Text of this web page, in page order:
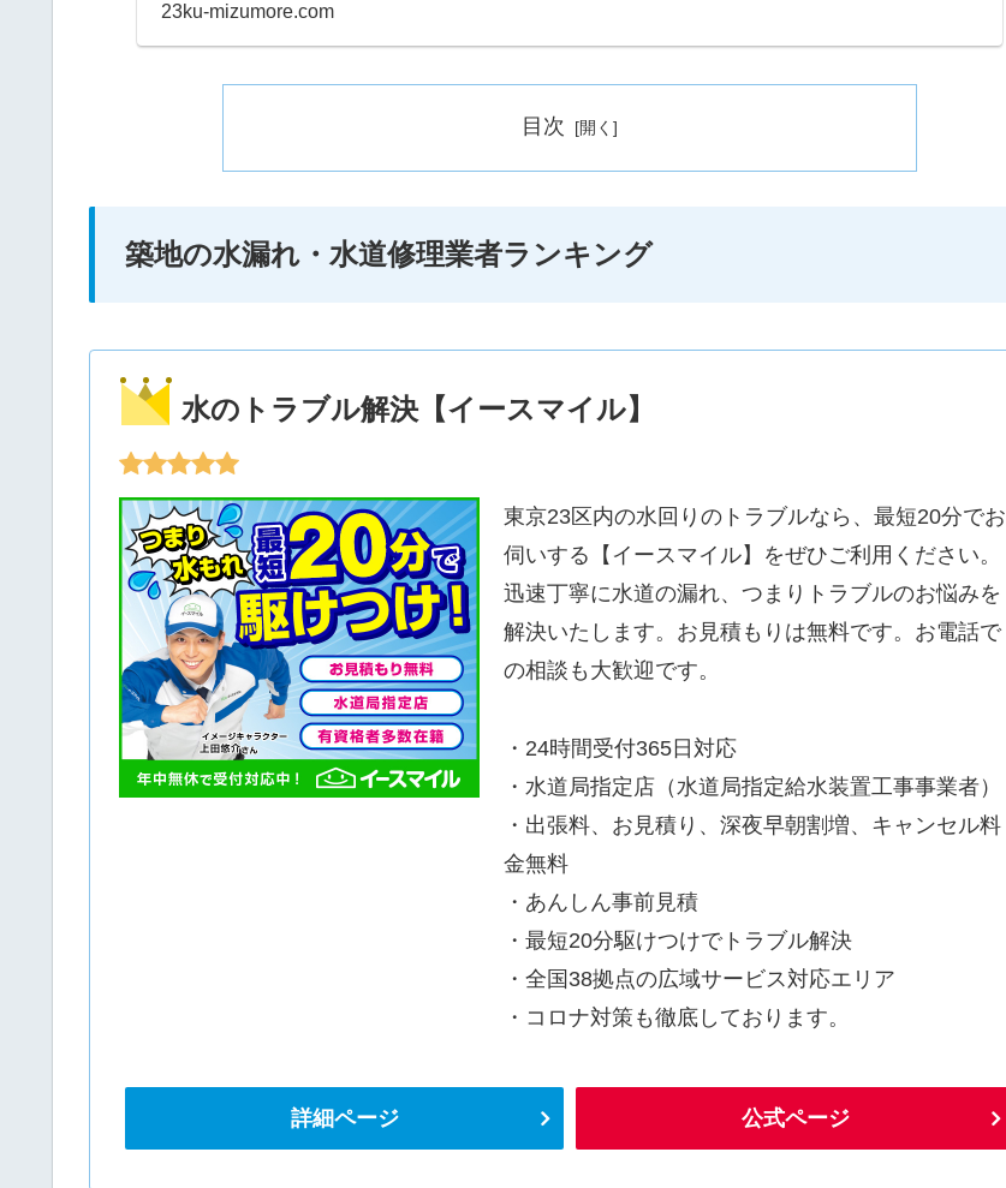
23ku-mizumore.com
目次
築地の水漏れ・水道修理業者ランキング
水のトラブル解決【イースマイル】
東京23区内の水回りのトラブルなら、最短20分でお
伺いする【イースマイル】をぜひご利用ください。
迅速丁寧に水道の漏れ、つまりトラブルのお悩みを
解決いたします。お見積もりは無料です。お電話で
の相談も大歓迎です。
・24時間受付365日対応
・水道局指定店（水道局指定給水装置工事事業者）
・出張料、お見積り、深夜早朝割増、キャンセル料
金無料
・あんしん事前見積
・最短20分駆けつけでトラブル解決
・全国38拠点の広域サービス対応エリア
・コロナ対策も徹底しております。
詳細ページ 公式ページ